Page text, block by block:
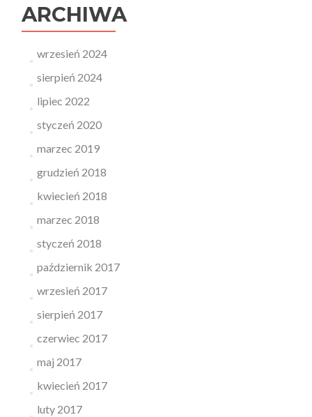
ARCHIWA
wrzesień 2024
sierpień 2024
lipiec 2022
styczeń 2020
marzec 2019
grudzień 2018
kwiecień 2018
marzec 2018
styczeń 2018
październik 2017
wrzesień 2017
sierpień 2017
czerwiec 2017
maj 2017
kwiecień 2017
luty 2017